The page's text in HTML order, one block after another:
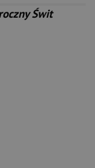
Świt